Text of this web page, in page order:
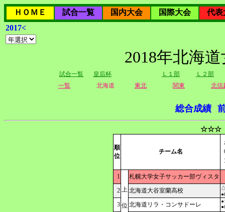
ＨＯＭＥ 試合一覧 国内大会 国際大会
代表
2017<
2018年北海
試合一覧 皇后杯 Ｌ１部
Ｌ２部
一覧
北海道 東北 関東 北信
総合成績
☆☆☆
順
位
チーム名
1
上
位
札幌大学女子サッカー部ヴィスタ
2
北海道大谷室蘭高校
3 北海道リラ・コンサドーレ